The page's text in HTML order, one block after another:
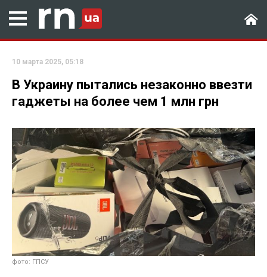
10 марта 2025, 05:18
В Украину пытались незаконно ввезти
гаджеты на более чем 1 млн грн
фото: ГПСУ